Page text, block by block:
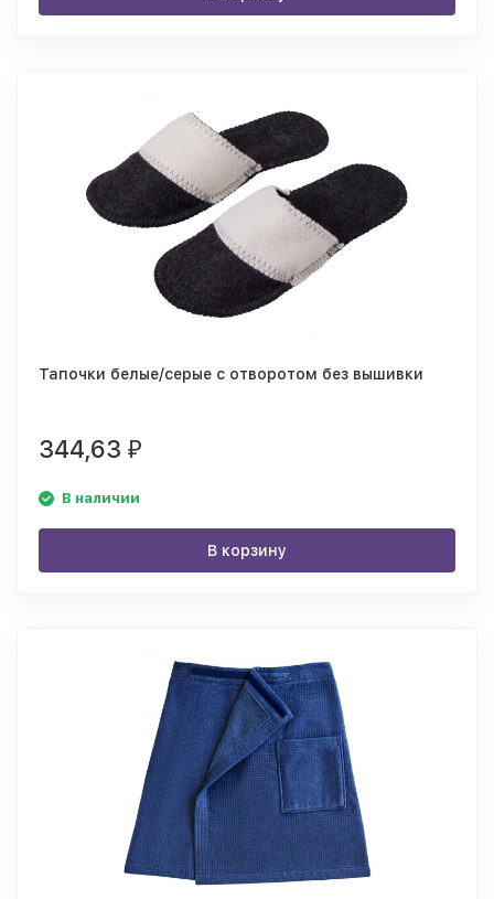
Тапочки белые/серые с отворотом без вышивки
344,63 ₽
В наличии
В корзину